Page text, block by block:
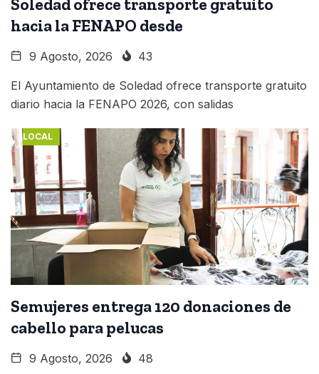
Soledad ofrece transporte gratuito
hacia la FENAPO desde
9 Agosto, 2026 43
El Ayuntamiento de Soledad ofrece transporte gratuito
diario hacia la FENAPO 2026, con salidas
LOCAL
Semujeres entrega 120 donaciones de
cabello para pelucas
9 Agosto, 2026 48